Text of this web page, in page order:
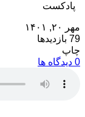
پادکست
مهر ۲۰, ۱۴۰۱
79 بازدیدها
چاپ
0 دیدگاه ها